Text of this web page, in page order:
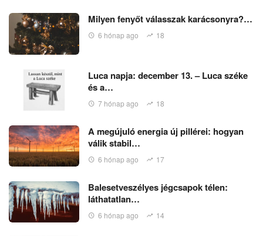
Milyen fenyőt válasszak karácsonyra?…
6 hónap ago 18
Luca napja: december 13. – Luca széke
és a…
7 hónap ago 18
A megújuló energia új pillérei: hogyan
válik stabil…
6 hónap ago 17
Balesetveszélyes jégcsapok télen:
láthatatlan…
6 hónap ago 14